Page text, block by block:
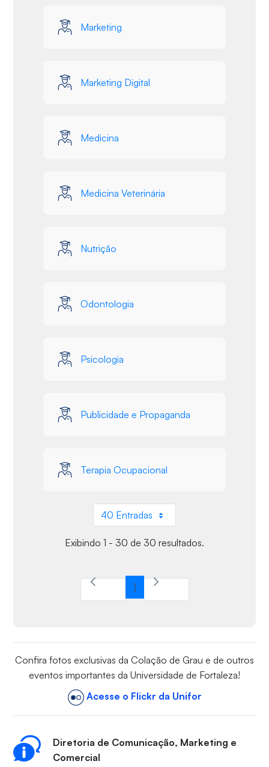
Marketing
Marketing Digital
Medicina
Medicina Veterinária
Nutrição
Odontologia
Psicologia
Publicidade e Propaganda
Terapia Ocupacional
40 EntradasPor página
Exibindo 1 - 30 de 30 resultados.
Página
1
Confira fotos exclusivas da Colação de Grau e de outros
eventos importantes da Universidade de Fortaleza!
Acesse o Flickr da Unifor
Diretoria de Comunicação, Marketing e
Comercial